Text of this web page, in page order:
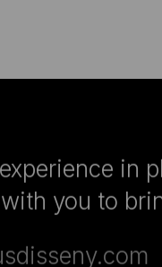
in
you to